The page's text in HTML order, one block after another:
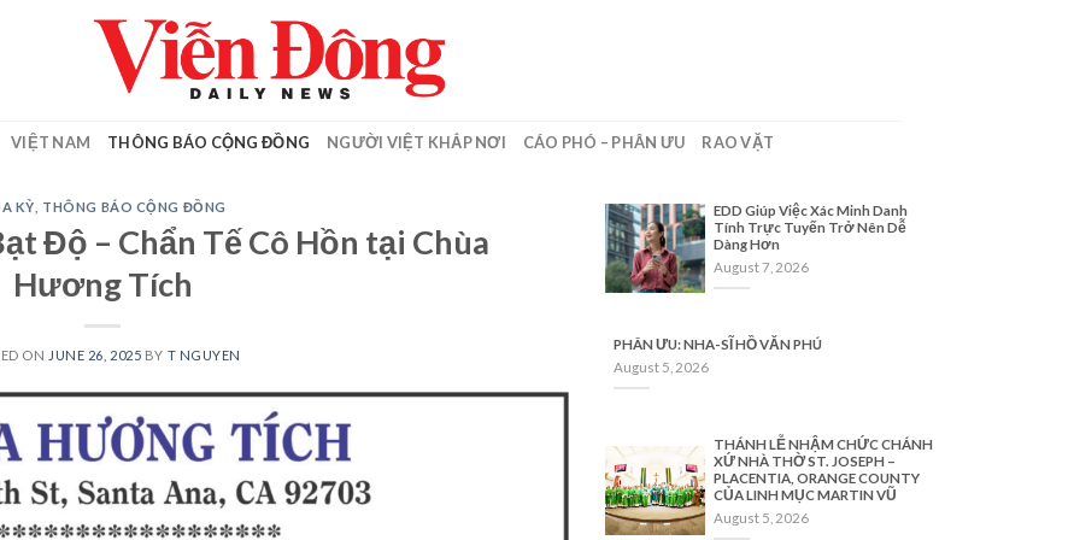
VIỆT NAM THÔNG BÁO CỘNG ĐỒNG NGƯỜI VIỆT KHẮP NƠI CÁO PHÓ – PHÂN ƯU RAO VẶT
KỲ THÔNG BÁO CỘNG ĐỒNG
Độ – Chẩn Tế Cô Hồn tại Chùa
Hương Tích
ON JUNE 26, 2025 BY T NGUYEN
EDD Giúp Việc Xác Minh Danh
Tính Trực Tuyến Trở Nên Dễ
Dàng Hơn
August 7, 2026
PHÂN ƯU: NHA-SĨ HỒ VĂN PHÚ
August 5, 2026
THÁNH LỄ NHẬM CHỨC CHÁNH
XỨ NHÀ THỜ ST. JOSEPH –
PLACENTIA, ORANGE COUNTY
CỦA LINH MỤC MARTIN VŨ
August 5, 2026